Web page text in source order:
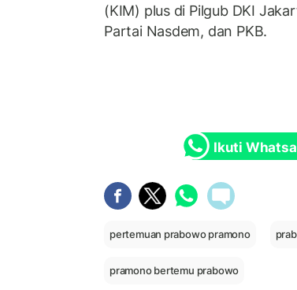
(KIM) plus di Pilgub DKI
Partai Nasdem, dan PKB.
Ikuti
pertemuan prabowo pramono
pramono bertemu prabowo